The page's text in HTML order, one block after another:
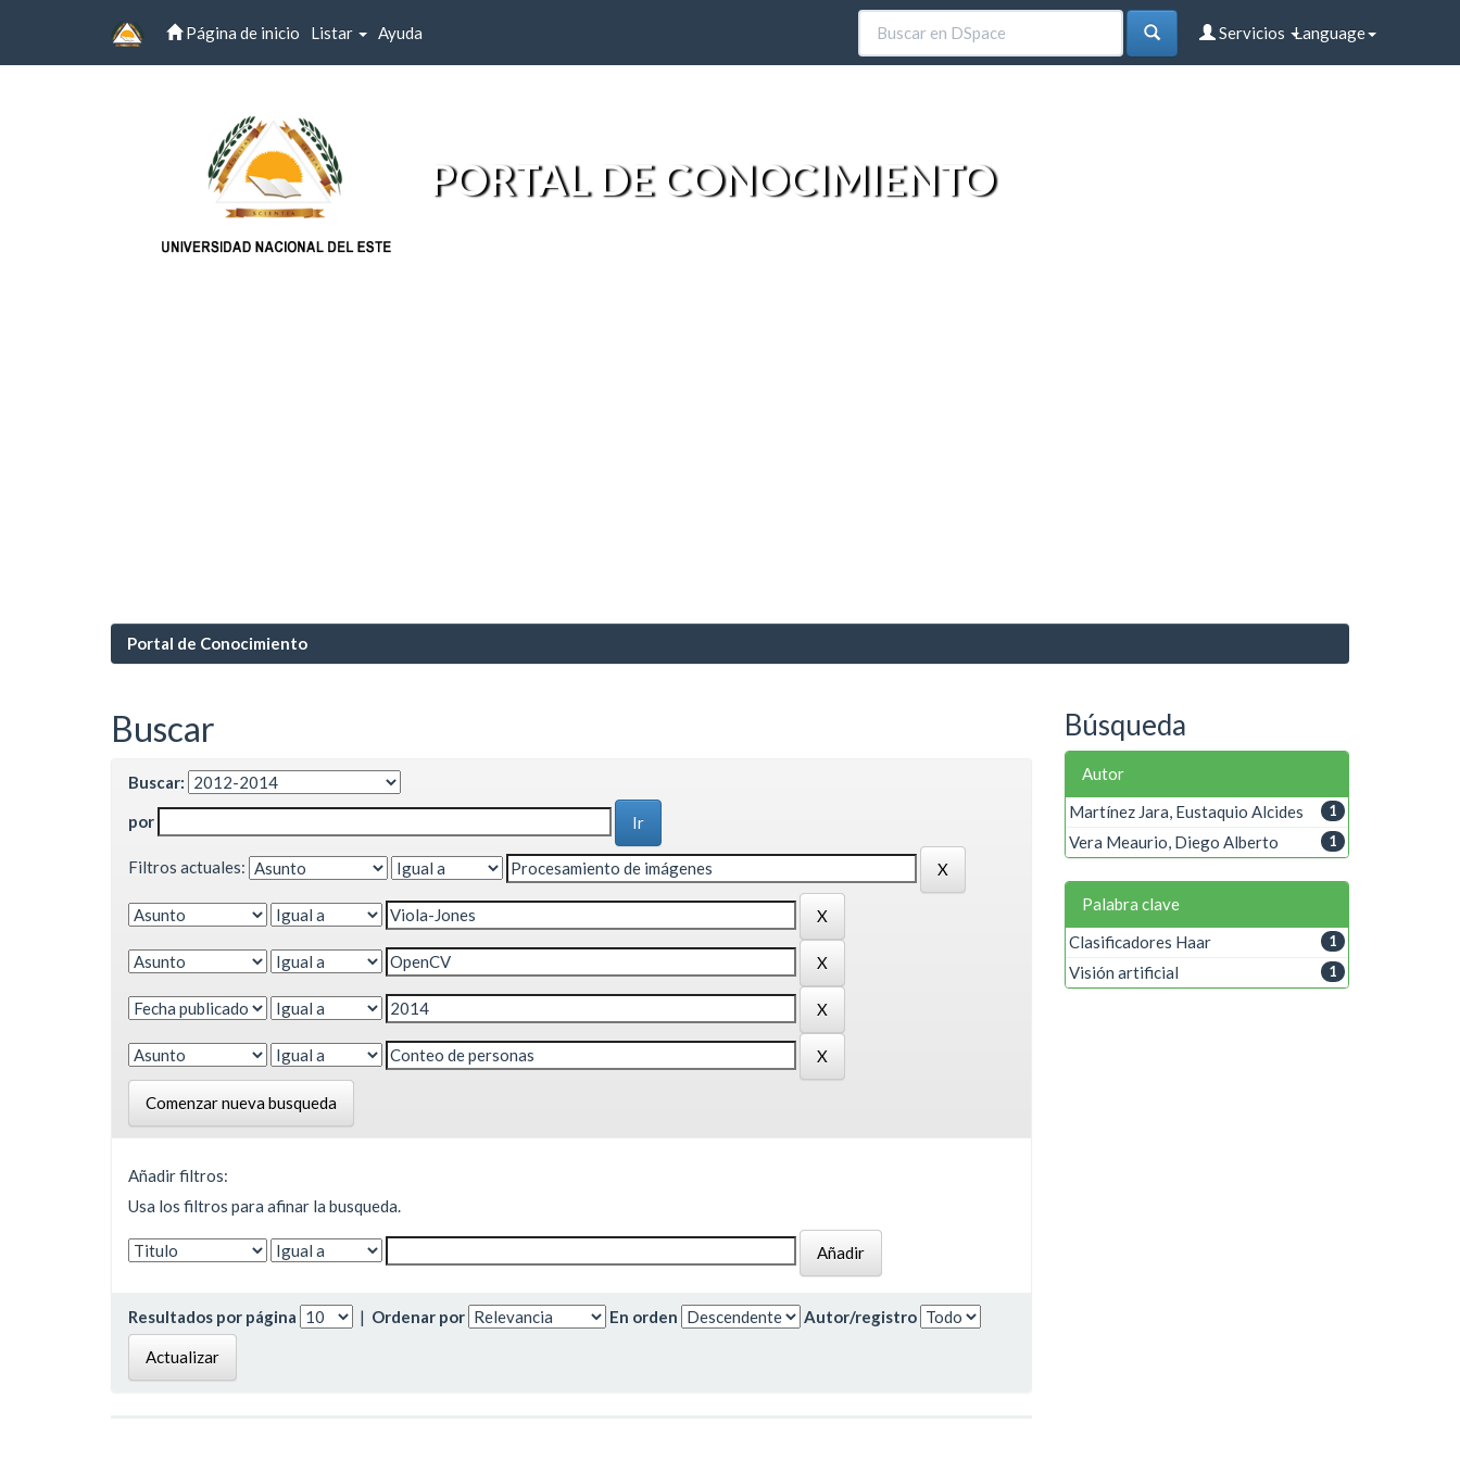
Página de inicio Listar Ayuda Language
Servicios
PORTAL DE CONOCIMIENTO
Portal de Conocimiento
Buscar
Buscar:
por
Filtros actuales:
Comenzar nueva busqueda
Añadir filtros:
Usa los filtros para afinar la busqueda.
Resultados por página | Ordenar por En orden Autor/registro
Búsqueda
Autor
1
Martínez Jara, Eustaquio Alcides
1
Vera Meaurio, Diego Alberto
Palabra clave
1
Clasificadores Haar
1
Visión artificial